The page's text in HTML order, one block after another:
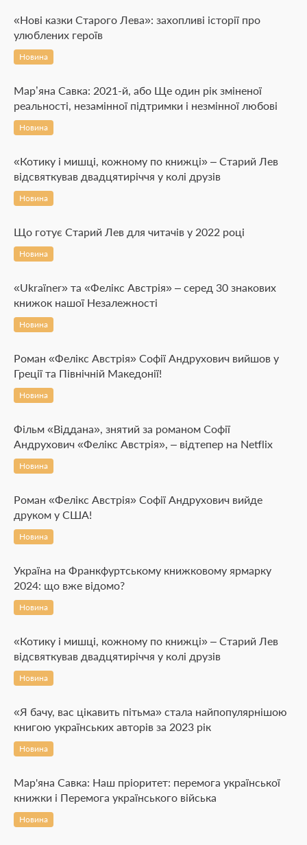
«Нові казки Старого Лева»: захопливі історії про
улюблених героїв
Новина
Мар’яна Савка: 2021-й, або Ще один рік зміненої
реальності, незамінної підтримки і незмінної любові
Новина
«Котику і мишці, кожному по книжці» – Старий Лев
відсвяткував двадцятиріччя у колі друзів
Новина
Що готує Старий Лев для читачів у 2022 році
Новина
«Ukraїner» та «Фелікс Австрія» – серед 30 знакових
книжок нашої Незалежності
Новина
Роман «Фелікс Австрія» Софії Андрухович вийшов у
Греції та Північній Македонії!
Новина
Фільм «Віддана», знятий за романом Софії
Андрухович «Фелікс Австрія», – відтепер на Netflix
Новина
Роман «Фелікс Австрія» Софії Андрухович вийде
друком у США!
Новина
Україна на Франкфуртському книжковому ярмарку
2024: що вже відомо?
Новина
«Котику і мишці, кожному по книжці» – Старий Лев
відсвяткував двадцятиріччя у колі друзів
Новина
«Я бачу, вас цікавить пітьма» стала найпопулярнішою
книгою українських авторів за 2023 рік
Новина
Мар'яна Савка: Наш пріоритет: перемога української
книжки і Перемога українського війська
Новина